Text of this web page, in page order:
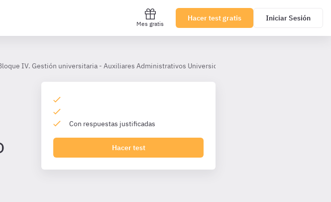
Mes gratis
Hacer test gratis Iniciar Sesión
IV. Gestión universitaria - Auxiliares Administrativos Universidad Cádiz
Con respuestas justificadas
Hacer test